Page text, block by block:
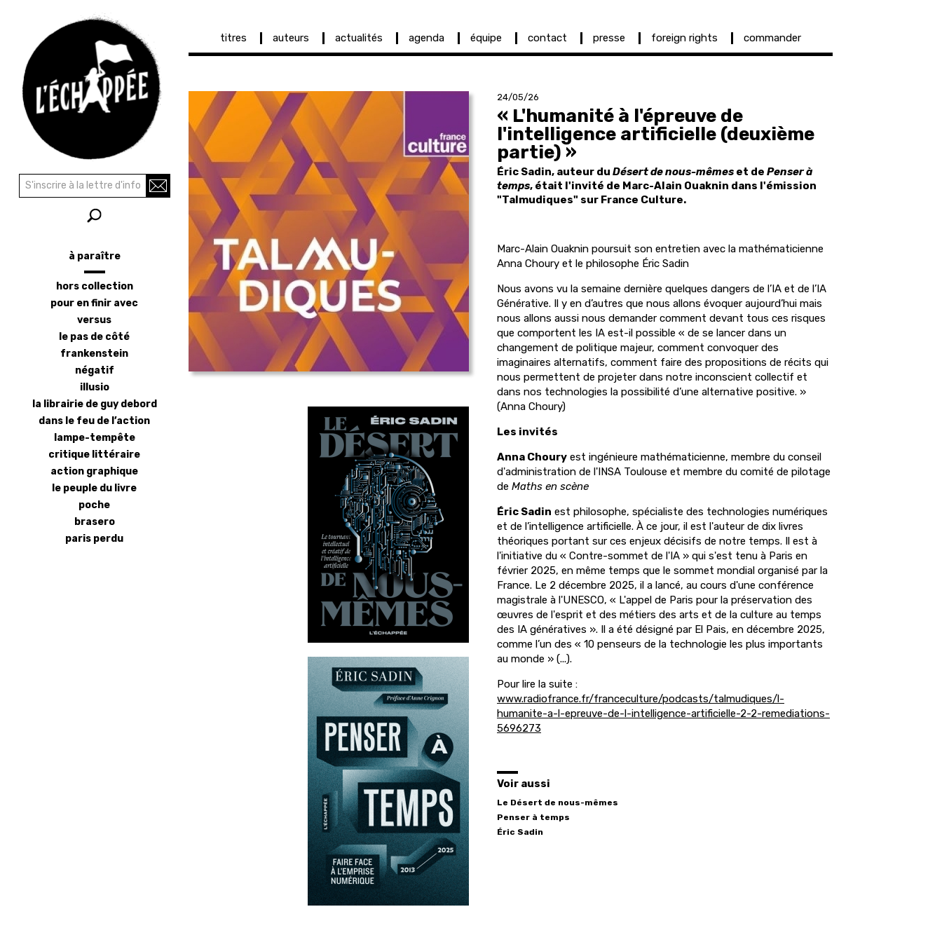
contenu
principal
principale
titres auteurs actualités agenda équipe contact presse foreign rights commander
24/05/26
« L'humanité à l'épreuve de
l'intelligence artificielle (deuxième
partie) »
Éric Sadin, auteur du Désert de nous-mêmes et de Penser à
temps, était l'invité de Marc-Alain Ouaknin dans l'émission
"Talmudiques" sur France Culture.
Marc-Alain Ouaknin poursuit son entretien avec la mathématicienne
Anna Choury et le philosophe Éric Sadin
Nous avons vu la semaine dernière quelques dangers de l’IA et de l’IA
Générative. Il y en d’autres que nous allons évoquer aujourd’hui mais
nous allons aussi nous demander comment devant tous ces risques
que comportent les IA est-il possible « de se lancer dans un
changement de politique majeur, comment convoquer des
imaginaires alternatifs, comment faire des propositions de récits qui
nous permettent de projeter dans notre inconscient collectif et
dans nos technologies la possibilité d’une alternative positive. »
(Anna Choury)
Les invités
Anna Choury est ingénieure mathématicienne, membre du conseil
d'administration de l'INSA Toulouse et membre du comité de pilotage
de Maths en scène
Éric Sadin est philosophe, spécialiste des technologies numériques
et de l’intelligence artificielle. À ce jour, il est l'auteur de dix livres
théoriques portant sur ces enjeux décisifs de notre temps. Il est à
l'initiative du « Contre-sommet de l'IA » qui s'est tenu à Paris en
février 2025, en même temps que le sommet mondial organisé par la
France. Le 2 décembre 2025, il a lancé, au cours d'une conférence
magistrale à l'UNESCO, « L'appel de Paris pour la préservation des
œuvres de l'esprit et des métiers des arts et de la culture au temps
des IA génératives ». Il a été désigné par El Pais, en décembre 2025,
comme l’un des « 10 penseurs de la technologie les plus importants
au monde » (...).
Pour lire la suite :
www.radiofrance.fr/franceculture/podcasts/talmudiques/l-
humanite-a-l-epreuve-de-l-intelligence-artificielle-2-2-remediations-
5696273
Voir aussi
Le Désert de nous-mêmes
Penser à temps
Éric Sadin
Rechercher
latéral
à paraître
hors collection
pour en finir avec
versus
le pas de côté
frankenstein
négatif
illusio
la librairie de guy debord
dans le feu de l’action
lampe-tempête
critique littéraire
action graphique
le peuple du livre
poche
brasero
paris perdu